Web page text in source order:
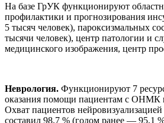
На базе ГрУК функционируют
профилактики и прогнозирования
5 тысяч человек), пароксизмальных
тысячи человек), центр патологии и
медицинского изображения, центр
Неврология. Функционируют 7
оказания помощи пациентам с ОНМК
Охват пациентов
составил 98,7 % (годом ранее — 95,1